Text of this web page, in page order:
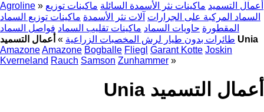
Agroline » أعمال التسميد ماكينات نثر الأسمدة السائلة ماكينات توزيع
السماد المركبة على الجرارات آلات نثر الأسمدة ماكينات توزيع السماد
المقطورة حاويات السماد ماكينات تقليب السماد فواصل السماد
طائرات بدون طيار لرش المخصبات الزراعية »
أعمال التسميد Unia
AmazoneAmazone Bogballe Fliegl Garant Kotte Joskin
Kverneland Rauch Samson Zunhammer »
أعمال التسميد Unia